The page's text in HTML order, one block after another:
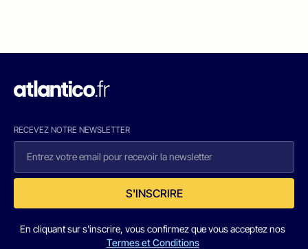
RECEVEZ NOTRE NEWSLETTER
S'INSCRIRE
En cliquant sur s'inscrire, vous confirmez que vous acceptez nos
Termes et Conditions